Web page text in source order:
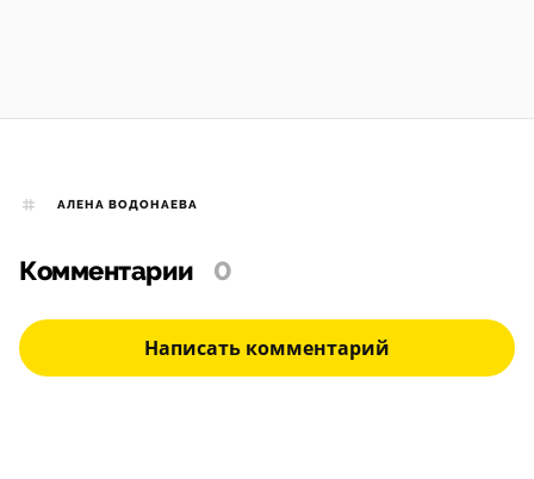
АЛЕНА ВОДОНАЕВА
Комментарии 0
Написать комментарий